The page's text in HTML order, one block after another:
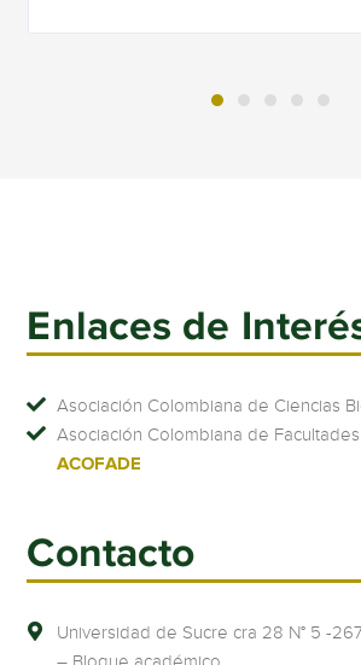
Enlaces de
Asociación Colombiana de Ciencias
Asociación Colombiana de
ACOFADE
Contacto
Universidad de Sucre cra 28 N° 5 -